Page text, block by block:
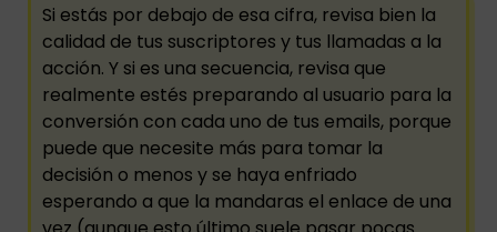
Si estás por debajo de esa cifra, revisa bien la
calidad de tus suscriptores y tus llamadas a la
acción. Y si es una secuencia, revisa que
realmente estés preparando al usuario para la
conversión con cada uno de tus emails, porque
puede que necesite más para tomar la
decisión o menos y se haya enfriado
esperando a que la mandaras el enlace de una